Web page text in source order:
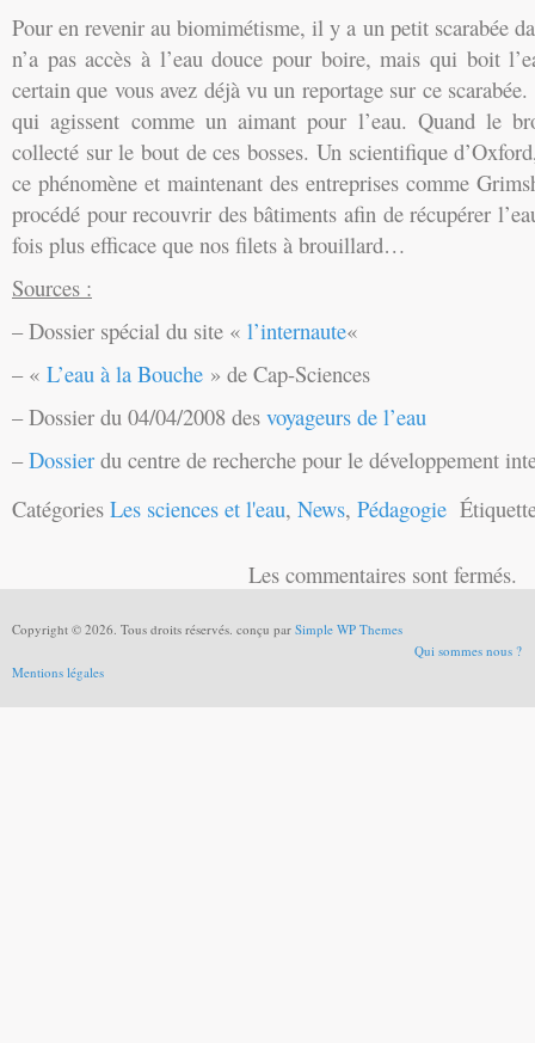
Pour en revenir au biomimétisme, il y a un petit scarabée
n’a pas accès à l’eau douce pour boire, mais qui boit
certain que vous avez déjà vu un reportage sur ce
qui agissent comme un aimant pour l’eau. Quand le
collecté sur le bout de ces bosses. Un scientifique
ce phénomène et maintenant des entreprises comme
procédé pour recouvrir des bâtiments afin de récupérer
fois plus efficace que nos filets à brouillard…
Sources :
– Dossier spécial du site « l’internaute«
– « L’eau à la Bouche » de Cap-Sciences
– Dossier du 04/04/2008 des voyageurs de l’eau
–Dossier du centre de recherche pour le développement
Catégories Les sciences et l'eau, News, Pédagogie
Les commentaires sont fermés.
Copyright © 2026. Tous droits réservés. conçu par Simple WP Themes
Qui sommes nous ?
Mentions légales